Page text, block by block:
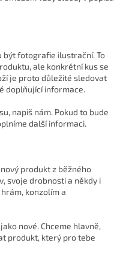
být fotografie ilustrační. To
ale konkrétní kus se
je proto důležité sledovat
doplňující informace.
napiš nám. Pokud to bude
další informaci.
produkt z běžného
svoje drobnosti a někdy i
konzolím a
nové. Chceme hlavně,
produkt, který pro tebe